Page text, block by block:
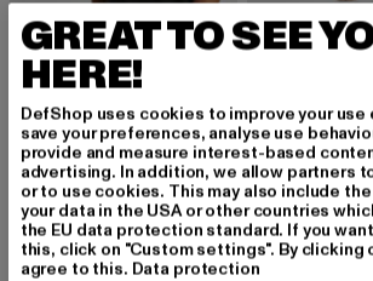
URBAN CLASSICS
Contrast Tall Tee
12,74 EUR
Derzeitiger Preis: 12,74 EUR
14,99 EURAktionspreis: 14,99 EUR
BRANDIT
Urban Legend
32,79 EUR
Derzeitiger
GREAT TO SEE
HERE!
DefShop uses cookies to improve your use
save your preferences, analyse use
provide and measure interest-based
advertising. In addition, we allow partners
or to use cookies. This may also include
your data in the USA or other countries
the EU data protection standard. If you
this, click on "Custom settings". By clicking
agree to this. Data protection